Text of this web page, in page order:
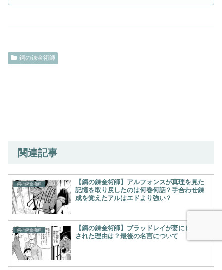
鋼の錬金術師
関連記事
鋼の錬金術師
【鋼の錬金術師】アルフォンスが真理を見た
記憶を取り戻したのは何巻何話？手合わせ錬
成を覚えたアルはエドより強い？
鋼の錬金術師
【鋼の錬金術師】ブラッドレイが妻にビンタ
された理由は？最後の名言について